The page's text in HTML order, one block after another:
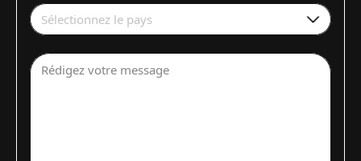
Sélectionnez le pays
Rédigez votre message